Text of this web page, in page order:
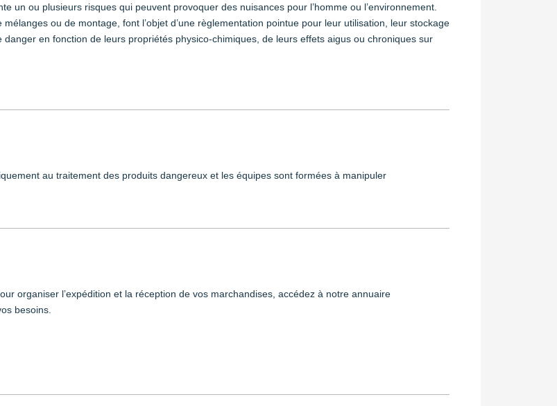
un ou plusieurs risques qui peuvent provoquer des nuisances pour l’homme ou l’environnement.
ou de montage, font l’objet d’une règlementation pointue pour leur utilisation, leur stockage
en fonction de leurs propriétés physico-chimiques, de leurs effets aigus ou chroniques sur
au traitement des produits dangereux et les équipes sont formées à manipuler
organiser l’expédition et la réception de vos marchandises, accédez à notre annuaire
besoins.